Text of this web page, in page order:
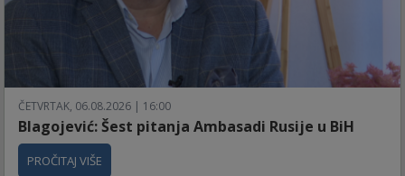
ČETVRTAK, 06.08.2026 | 16:00
Blagojević: Šest pitanja Ambasadi Rusije u BiH
PROČITAJ VIŠE